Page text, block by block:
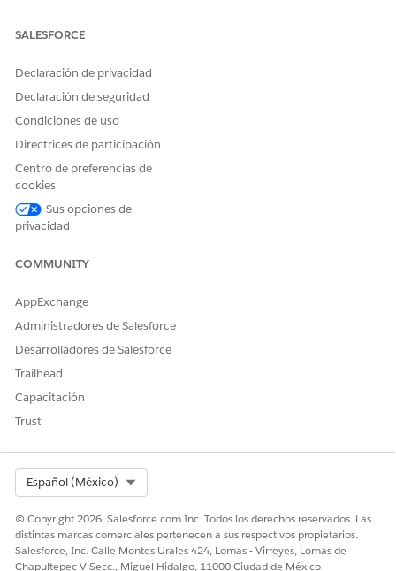
NOTACuando configura ciertas funciones como Gestión de
terapias avanzadas, encontrará tareas para crear perfiles
y seleccionePerfiles
Seleccione un perfil y luego haga clic en
Ingrese un nombre para el nuevo perfil y luego haga clic
enGuardar
organización y guarde sus cambios.
¿RESOLVIÓ ESTE ARTÍCULO SU PROBLEMA?
SALESFORCE
Declaración de privacidad
Declaración de seguridad
Condiciones de uso
Directrices de participación
Centro de preferencias de
cookies
Sus opciones de
privacidad
COMMUNITY
AppExchange
Administradores de Salesforce
Desarrolladores de Salesforce
Trailhead
Capacitación
Trust
Español (México)
© Copyright 2026, Salesforce.com Inc. Todos los derechos reservados. Las
distintas marcas comerciales pertenecen a sus respectivos propietarios.
Salesforce, Inc. Calle Montes Urales 424, Lomas - Virreyes, Lomas de
Chapultepec V Secc., Miguel Hidalgo, 11000 Ciudad de México